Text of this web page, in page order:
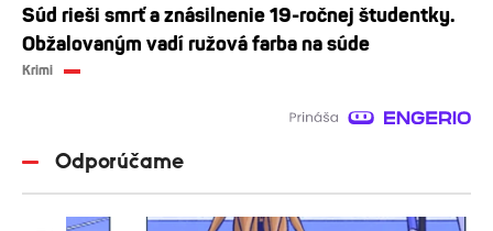
Súd rieši smrť a znásilnenie 19-ročnej študentky.
Obžalovaným vadí ružová farba na súde
Krimi
Odporúčame